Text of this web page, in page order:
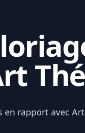
en rapport avec